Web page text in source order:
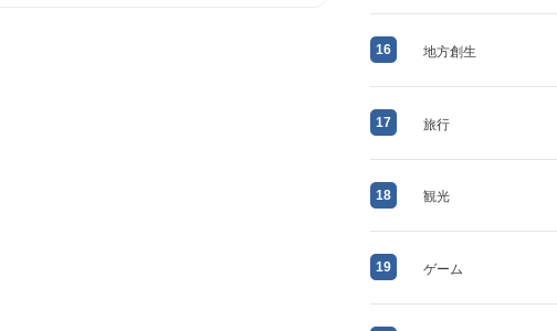
16 地方創生
17 旅行
18 観光
19 ゲーム